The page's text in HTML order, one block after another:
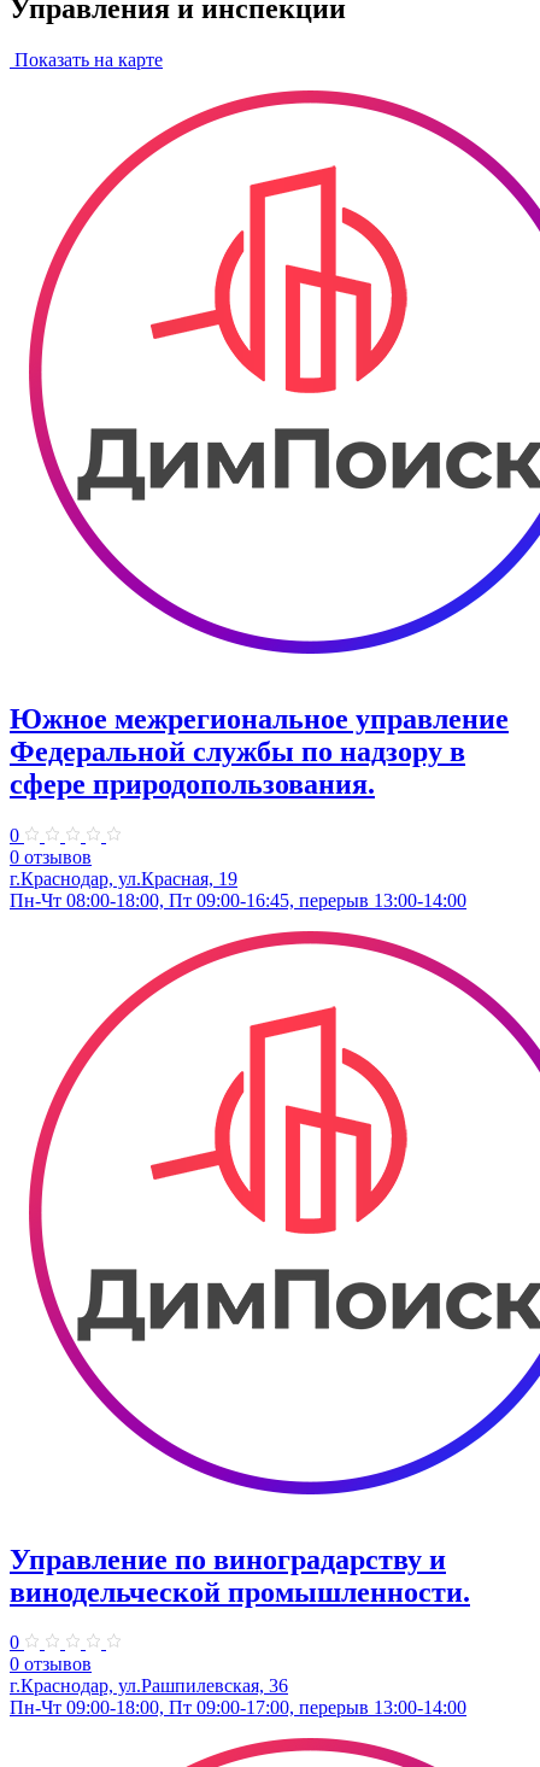
Управления и инспекции
Показать на карте
Южное межрегиональное управление
Федеральной службы по надзору в
сфере природопользования.
0
0 отзывов
г.Краснодар, ул.Красная, 19
Пн-Чт 08:00-18:00, Пт 09:00-16:45, перерыв 13:00-14:00
Управление по виноградарству и
винодельческой промышленности.
0
0 отзывов
г.Краснодар, ул.​Рашпилевская, 36
Пн-Чт 09:00-18:00, Пт 09:00-17:00, перерыв 13:00-14:00